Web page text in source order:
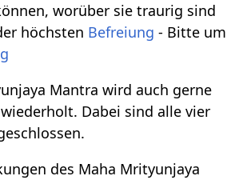
worüber sie traurig sind
höchsten Befreiung - Bitte um
Mantra wird auch gerne
Dabei sind alle vier
des Maha Mrityunjaya